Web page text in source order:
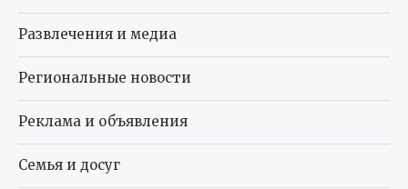
Развлечения и медиа
Региональные новости
Реклама и объявления
Семья и досуг